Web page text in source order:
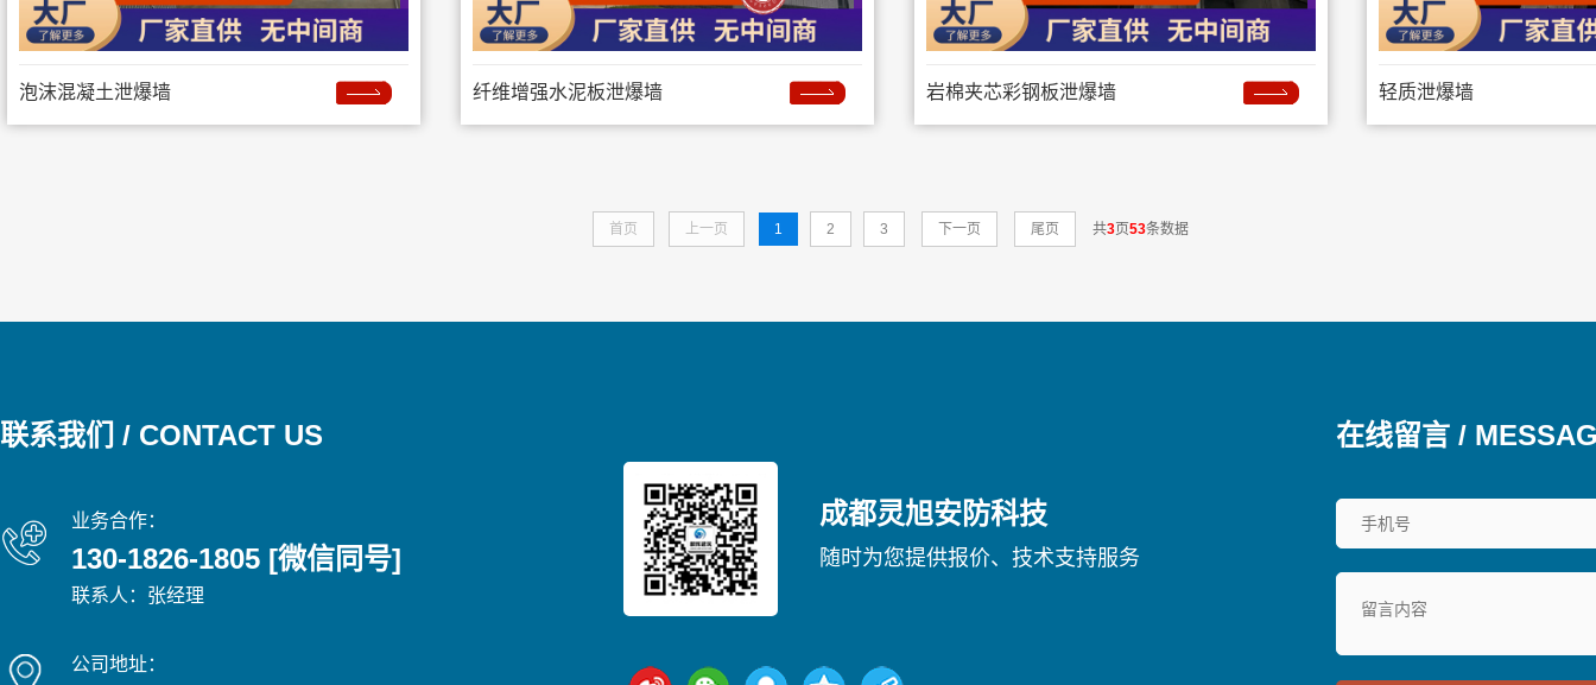
泡沫混凝土泄爆墙 纤维增强水泥板泄爆墙 岩棉夹芯彩钢板泄爆墙 轻质泄爆墙
首页 上一页 1 2 3 下一页 尾页 共3页53条数据
联系我们 / CONTACT US
业务合作：
130-1826-1805 [微信同号]
联系人：张经理
公司地址：
成都灵旭安防科技
随时为您提供报价、技术支持服务
在线留言 /